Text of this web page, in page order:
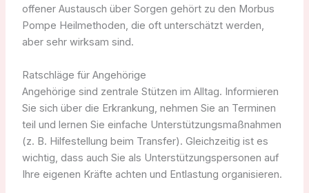
offener Austausch über Sorgen gehört zu den Morbus
Pompe Heilmethoden, die oft unterschätzt werden,
aber sehr wirksam sind.
Ratschläge für Angehörige
Angehörige sind zentrale Stützen im Alltag. Informieren
Sie sich über die Erkrankung, nehmen Sie an Terminen
teil und lernen Sie einfache Unterstützungsmaßnahmen
(z. B. Hilfestellung beim Transfer). Gleichzeitig ist es
wichtig, dass auch Sie als Unterstützungspersonen auf
Ihre eigenen Kräfte achten und Entlastung organisieren.